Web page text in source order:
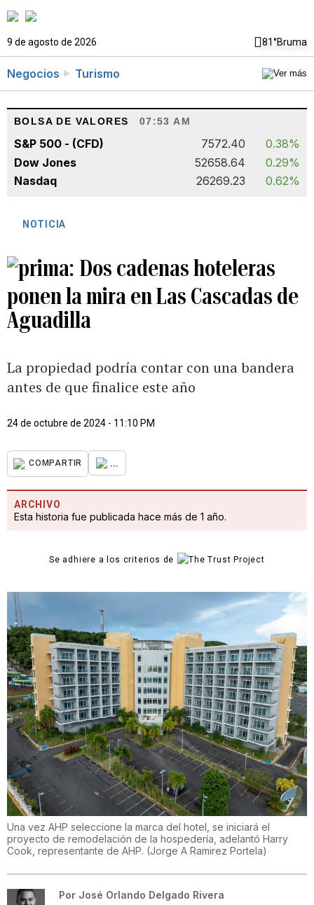
9 de agosto de 2026 81°Bruma
Negocios Turismo
BOLSA DE VALORES 07:53 AM
S&P 500 - (CFD) 7572.40
0.38%
Dow Jones
52658.64
0.29%
Nasdaq
26269.23 0.62%
NOTICIA
Dos cadenas hoteleras
ponen la mira en Las Cascadas de
Aguadilla
La propiedad podría contar con una bandera
antes de que finalice este año
24 de octubre de 2024 - 11:10 PM
COMPARTIR ...
ARCHIVO
Esta historia fue publicada hace más de 1 año.
Se adhiere a los criterios de
Una vez AHP seleccione la marca del hotel, se iniciará el
proyecto de remodelación de la hospedería, adelantó Harry
Cook, representante de AHP. (Jorge A Ramirez Portela)
Por José Orlando Delgado Rivera